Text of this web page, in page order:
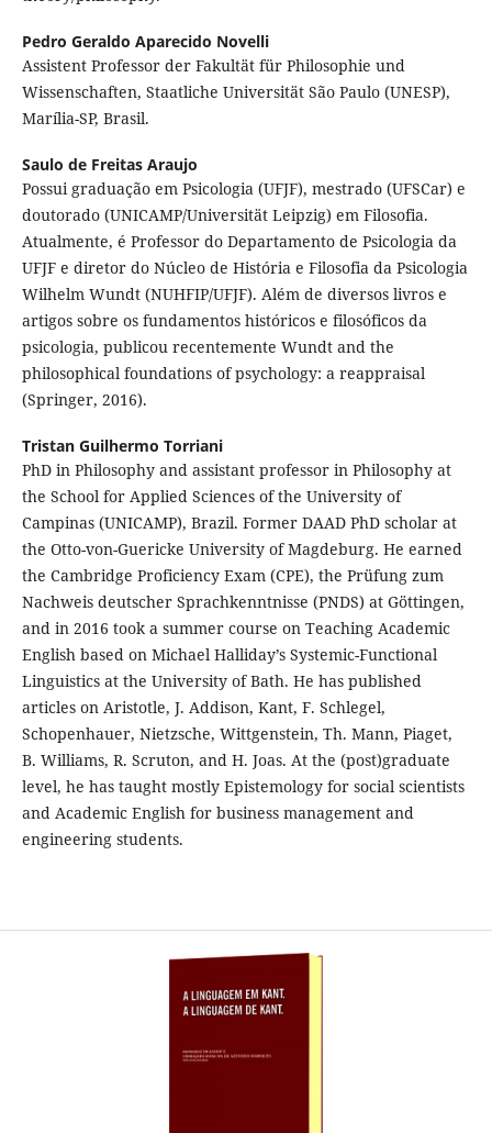
Pedro Geraldo Aparecido Novelli
Assistent Professor der Fakultät für Philosophie und
Wissenschaften, Staatliche Universität São Paulo (UNESP),
Marília-SP, Brasil.
Saulo de Freitas Araujo
Possui graduação em Psicologia (UFJF), mestrado (UFSCar) e
doutorado (UNICAMP/Universität Leipzig) em Filosofia.
Atualmente, é Professor do Departamento de Psicologia da
UFJF e diretor do Núcleo de História e Filosofia da Psicologia
Wilhelm Wundt (NUHFIP/UFJF). Além de diversos livros e
artigos sobre os fundamentos históricos e filosóficos da
psicologia, publicou recentemente Wundt and the
philosophical foundations of psychology: a reappraisal
(Springer, 2016).
Tristan Guilhermo Torriani
PhD in Philosophy and assistant professor in Philosophy at
the School for Applied Sciences of the University of
Campinas (UNICAMP), Brazil. Former DAAD PhD scholar at
the Otto-von-Guericke University of Magdeburg. He earned
the Cambridge Proficiency Exam (CPE), the Prüfung zum
Nachweis deutscher Sprachkenntnisse (PNDS) at Göttingen,
and in 2016 took a summer course on Teaching Academic
English based on Michael Halliday’s Systemic-Functional
Linguistics at the University of Bath. He has published
articles on Aristotle, J. Addison, Kant, F. Schlegel,
Schopenhauer, Nietzsche, Wittgenstein, Th. Mann, Piaget,
B. Williams, R. Scruton, and H. Joas. At the (post)graduate
level, he has taught mostly Epistemology for social scientists
and Academic English for business management and
engineering students.